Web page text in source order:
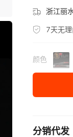
浙江丽
7天无
颜色
分销代发